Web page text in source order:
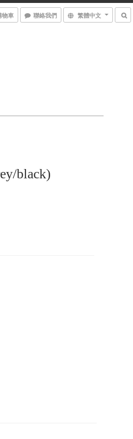
物車 聯絡我們 繁體中文
black)